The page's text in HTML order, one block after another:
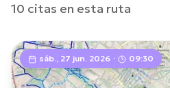
10 citas en esta ruta
sáb., 27 jun. 2026 · 09:30